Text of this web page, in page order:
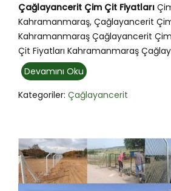
Çağlayancerit Çim Çit Fiyatları
Kahramanmaraş, Çağlayancerit
Kahramanmaraş Çağlayancerit
Çit Fiyatları Kahramanmaraş
Devamını Oku
Kategoriler: Çağlayancerit